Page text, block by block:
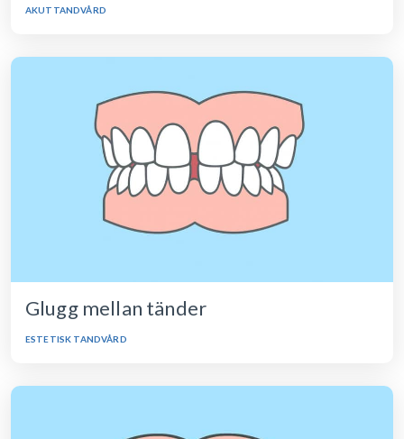
AKUTTANDVÅRD
Glugg mellan tänder
ESTETISK TANDVÅRD